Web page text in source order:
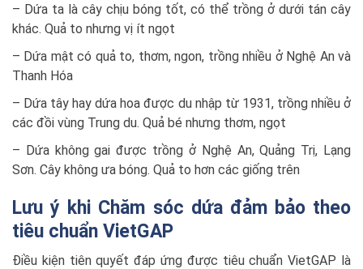
– Dứa ta là cây chịu bóng tốt, có thể trồng ở dưới tán cây
khác. Quả to nhưng vị ít ngọt
– Dứa mật có quả to, thơm, ngon, trồng nhiều ở Nghệ An và
Thanh Hóa
– Dứa tây hay dứa hoa được du nhập từ 1931, trồng nhiều ở
các đồi vùng Trung du. Quả bé nhưng thơm, ngọt
– Dứa không gai được trồng ở Nghệ An, Quảng Trị, Lạng
Sơn. Cây không ưa bóng. Quả to hơn các giống trên
Lưu ý khi Chăm sóc dứa đảm bảo theo
tiêu chuẩn VietGAP
Điều kiện tiên quyết đáp ứng được tiêu chuẩn VietGAP là